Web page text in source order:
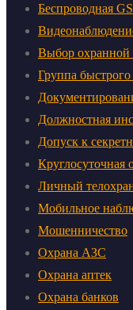
Беспроводная
Выбор охранной
Группа
Должностная
Допуск к
Круглосуточная
Личный
Мобильное
Мошенничество
Охрана АЗС
Охрана аптек
Охрана банков